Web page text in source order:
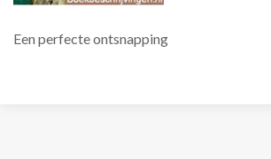
Een perfecte ontsnapping